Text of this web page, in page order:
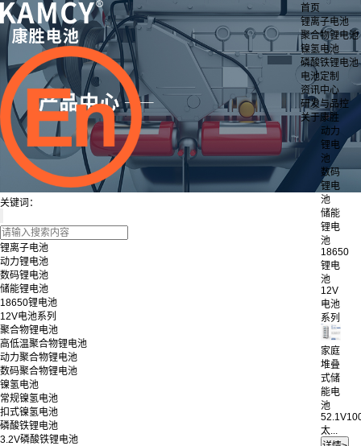
首页
锂离子电池
聚合物锂电池
镍氢电池
磷酸铁锂电池
电池定制
资讯中心
研发与品控
关于康胜
动力
锂电
池
数码
锂电
池
储能
锂电
池
18650
锂电
池
12V
电池
系列
家庭
堆叠
式储
能电
池
太...
关键词：
锂离子电池
动力锂电池
数码锂电池
储能锂电池
18650锂电池
12V电池系列
聚合物锂电池
高低温聚合物锂电池
动力聚合物锂电池
数码聚合物锂电池
镍氢电池
常规镍氢电池
扣式镍氢电池
磷酸铁锂电池
3.2V磷酸铁锂电池